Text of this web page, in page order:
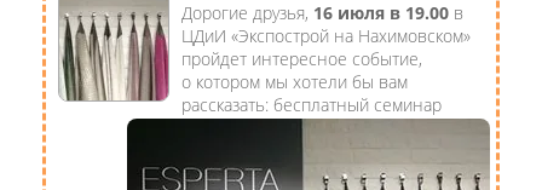
Дорогие друзья, 16 июля в 19.00 в
ЦДиИ «Экспострой на Нахимовском»
пройдет интересное событие,
о котором мы хотели бы вам
рассказать: бесплатный семинар